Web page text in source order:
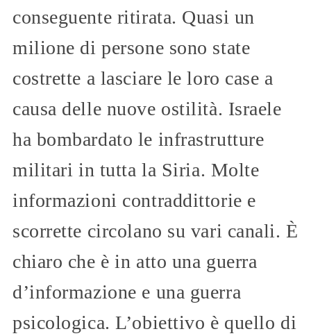
conseguente ritirata. Quasi un
milione di persone sono state
costrette a lasciare le loro case a
causa delle nuove ostilità. Israele
ha bombardato le infrastrutture
militari in tutta la Siria. Molte
informazioni contraddittorie e
scorrette circolano su vari canali. È
chiaro che è in atto una guerra
d’informazione e una guerra
psicologica. L’obiettivo è quello di